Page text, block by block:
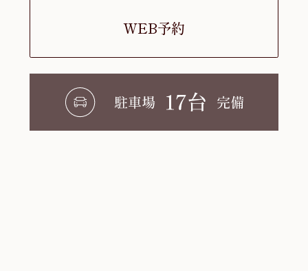
WEB予約